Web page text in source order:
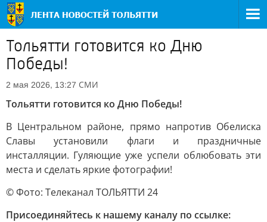
Тольятти готовится ко Дню
Победы!
2 мая 2026, 13:27 СМИ
Тольятти готовится ко Дню Победы!
В Центральном районе, прямо напротив Обелиска
Славы установили флаги и праздничные
инсталляции. Гуляющие уже успели облюбовать эти
места и сделать яркие фотографии!
© Фото: Телеканал ТОЛЬЯТТИ 24
Присоединяйтесь к нашему каналу по ссылке: